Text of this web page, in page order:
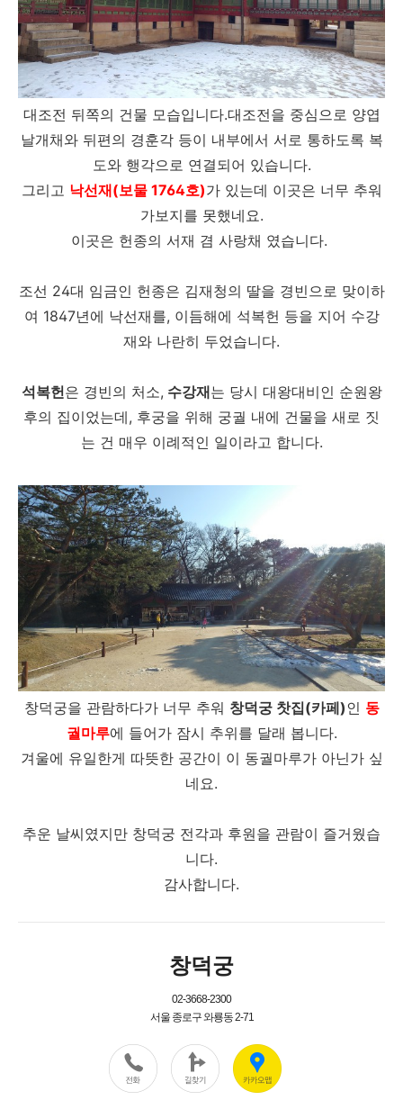
대조전 뒤쪽의 건물 모습입니다.대조전을 중심으로 양엽
날개채와 뒤편의 경훈각 등이 내부에서 서로 통하도록 복
도와 행각으로 연결되어 있습니다.
그리고 낙선재(보물 1764호)가 있는데 이곳은 너무 추워
가보지를 못했네요.
이곳은 헌종의 서재 겸 사랑채 였습니다.
조선 24대 임금인 헌종은 김재청의 딸을 경빈으로 맞이하
여 1847년에 낙선재를, 이듬해에 석복헌 등을 지어 수강
재와 나란히 두었습니다.
석복헌은 경빈의 처소, 수강재는 당시 대왕대비인 순원왕
후의 집이었는데, 후궁을 위해 궁궐 내에 건물을 새로 짓
는 건 매우 이례적인 일이라고 합니다.
창덕궁을 관람하다가 너무 추워 창덕궁 찻집(카페)인 동
궐마루에 들어가 잠시 추위를 달래 봅니다.
겨울에 유일한게 따뜻한 공간이 이 동궐마루가 아닌가 싶
네요.
추운 날씨였지만 창덕궁 전각과 후원을 관람이 즐거웠습
니다.
감사합니다.